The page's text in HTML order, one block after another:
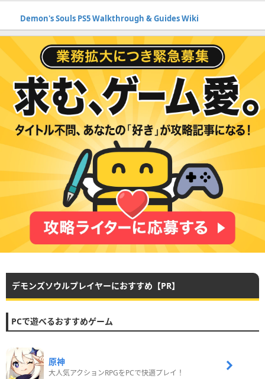
Demon's Souls PS5 Walkthrough & Guides Wiki
デモンズソウルプレイヤーにおすすめ【PR】
PCで遊べるおすすめゲーム
原神
大人気アクションRPGをPCで快適プレイ！